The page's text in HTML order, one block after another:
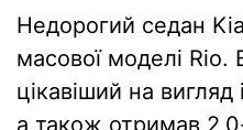
Недорогий седан
масової моделі Rio.
цікавіший на
а також отримав